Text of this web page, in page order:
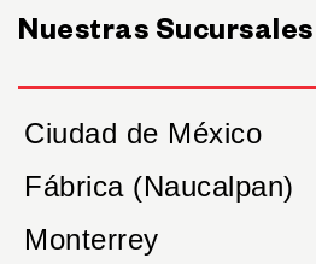
Nuestras Sucursales
Ciudad de México
Fábrica (Naucalpan)
Monterrey